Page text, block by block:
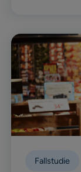
Fallstudie